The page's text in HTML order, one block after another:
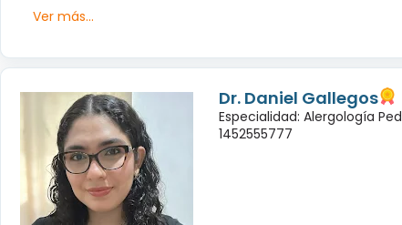
Ver más...
Dr. Daniel Gallegos
Especialidad: Alergología
1452555777